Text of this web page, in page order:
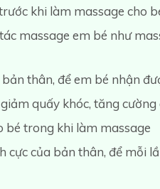
khi làm massage cho
massage em bé như
thân, để em bé nhận
quấy khóc, tăng
bé trong khi làm massage
cực của bản thân, để mỗi